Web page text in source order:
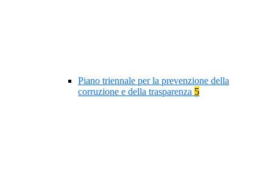
Piano triennale per la prevenzione della
corruzione e della trasparenza 5